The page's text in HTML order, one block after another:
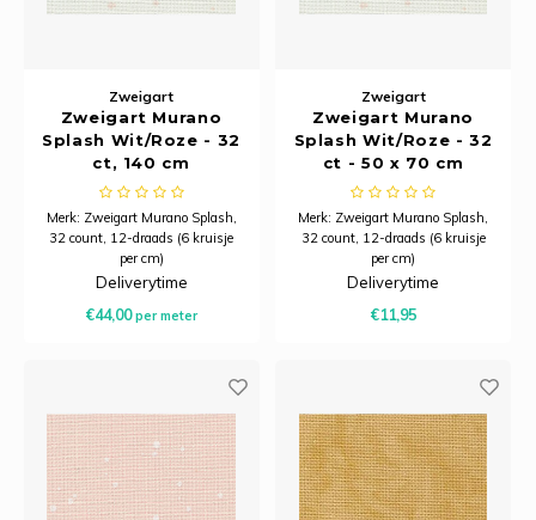
Zweigart
Zweigart Murano
Splash Wit/Roze - 32
ct, 140 cm
Merk: Zweigart Murano Splash,
32 count, 12-draads (6 kruisje
per cm)
Breedte: 140 cm breed
modal
Deliverytime
€44,00per meter
Zweigart
Zweigart Murano
Splash Wit/Roze - 32
ct - 50 x 70 cm
Merk: Zweigart Murano Splash,
32 count, 12-draads (6 kruisje
per cm)
Lapje van 50 x 70 cm.
modal
Deliverytime
€11,95